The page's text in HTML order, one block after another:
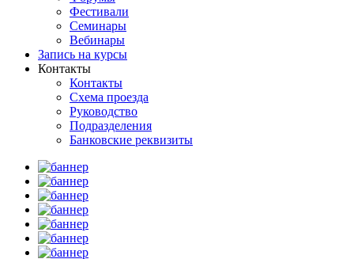
Фестивали
Семинары
Вебинары
Запись на курсы
Контакты
Контакты
Схема проезда
Руководство
Подразделения
Банковские реквизиты